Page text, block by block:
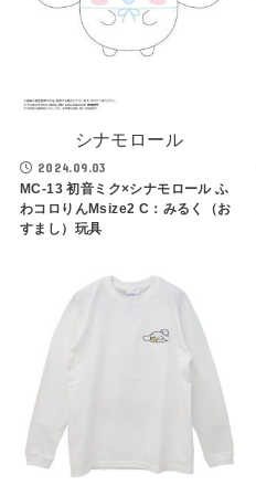
シナモロール
2024.09.03
MC-13 初音ミク×シナモロール ふ
わコロりんMsize2 C：みるく（お
すまし）玩具